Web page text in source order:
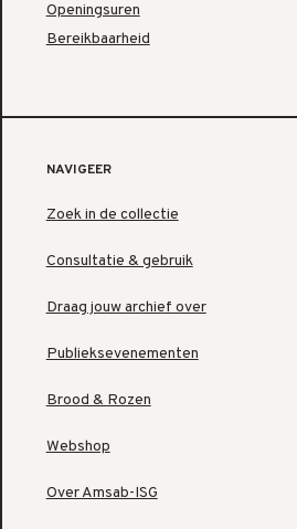
Openingsuren
Bereikbaarheid
NAVIGEER
Zoek in de collectie
Consultatie & gebruik
Draag jouw archief over
Publieksevenementen
Brood & Rozen
Webshop
Over Amsab-ISG